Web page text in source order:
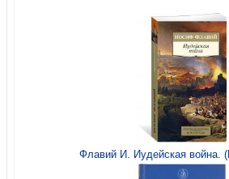
У последней черты
Письма Зубоскала
Флавий И. Иудейская война.